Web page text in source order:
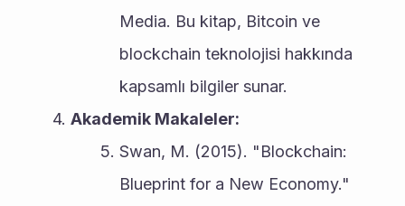
Media. Bu kitap, Bitcoin ve
blockchain teknolojisi hakkında
kapsamlı bilgiler sunar.
Akademik Makaleler:
Swan, M. (2015). "Blockchain:
Blueprint for a New Economy."